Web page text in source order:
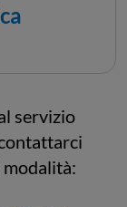
servizio